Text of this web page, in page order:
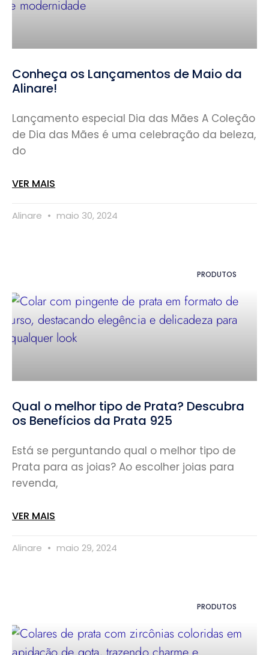
Conheça os Lançamentos de Maio da
Alinare!
Lançamento especial Dia das Mães A Coleção
de Dia das Mães é uma celebração da beleza,
do
VER MAIS
Alinare maio 30, 2024
PRODUTOS
Qual o melhor tipo de Prata? Descubra
os Benefícios da Prata 925
Está se perguntando qual o melhor tipo de
Prata para as joias? Ao escolher joias para
revenda,
VER MAIS
Alinare maio 29, 2024
PRODUTOS